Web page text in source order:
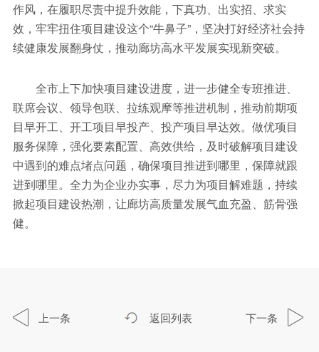
作风，在履职尽责中提升效能，下真功、出实招、求实
效，牢牢扭住项目建设这个“牛鼻子”，坚决打好经济社会持
续健康发展翻身仗，推动廊坊高水平发展实现新突破。
全市上下加快项目建设进度，进一步健全专班推进、
联席会议、领导包联、拉练观摩等推进机制，推动前期项
目早开工、开工项目早投产、投产项目早达效。做优项目
服务保障，强化要素配置、高效供给，及时破解项目建设
中遇到的难点堵点问题，确保项目推进到哪里，保障就跟
进到哪里。全力为企业办实事，尽力为项目解难题，持续
掀起项目建设热潮，让廊坊高质量发展气血充盈、筋骨强
健。
上一条 返回列表 下一条